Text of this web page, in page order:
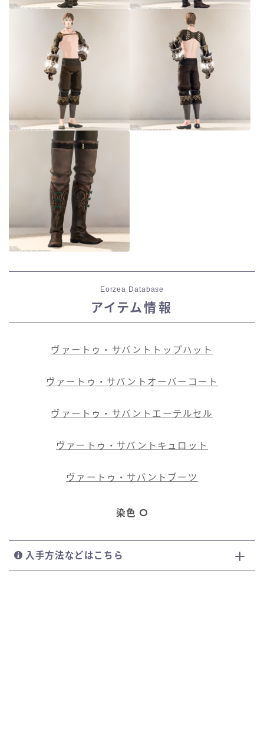
Eorzea Database
アイテム情報
ヴァートゥ・サバントトップハット
ヴァートゥ・サバントオーバーコート
ヴァートゥ・サバントエーテルセル
ヴァートゥ・サバントキュロット
ヴァートゥ・サバントブーツ
染色
入手方法などはこちら